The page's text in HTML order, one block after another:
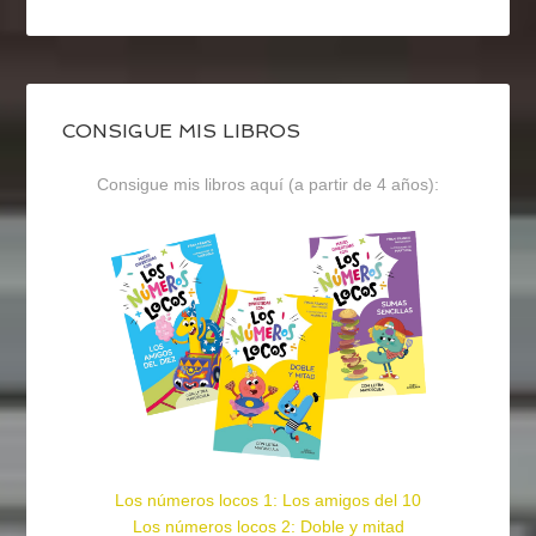
CONSIGUE MIS LIBROS
Consigue mis libros aquí (a partir de 4 años):
Los números locos 1: Los amigos del 10
Los números locos 2: Doble y mitad